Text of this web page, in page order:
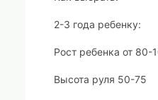
2-3 года ребенку:
Рост ребенка от 80-
Высота руля 50-75